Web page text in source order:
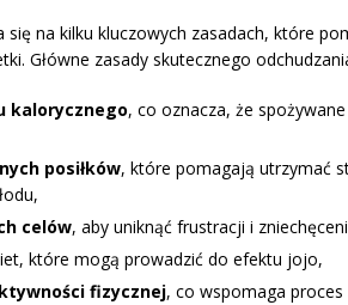
się na kilku kluczowych zasadach, które
Główne zasady skutecznego
kalorycznego, co oznacza, że
posiłków, które pomagają utrzymać
celów, aby uniknąć frustracji i
które mogą prowadzić do efektu jojo,
fizycznej, co wspomaga proces